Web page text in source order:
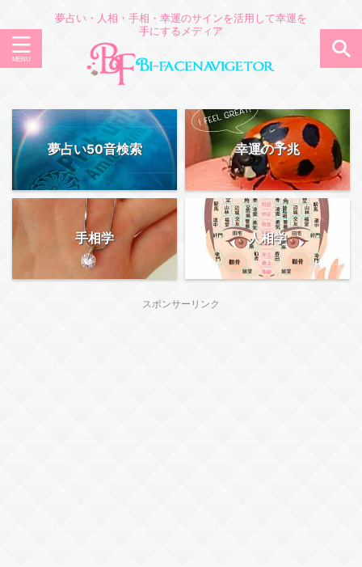
夢占い・人相・手相・幸運のサインを活用して幸運を
手にするメディア
夢占い50音検索 幸運の予兆
手相学 人相学
スポンサーリンク